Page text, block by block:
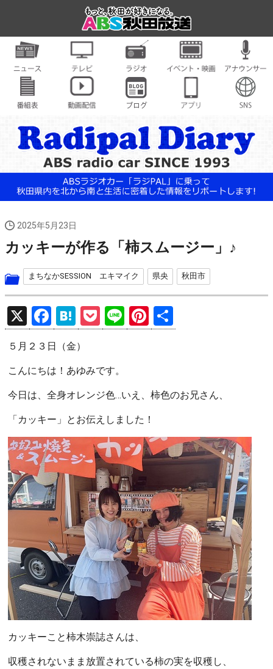
2025年5月23日
カッキーが作る「柿スムージー」♪
まちなかSESSION エキマイク 県央 秋田市
X
F
a
ce
b
o
o
k
H
at
e
n
a
P
o
et
Li
n
Pi
nt
t
有
５月２３日（金）
こんにちは！あゆみです。
今日は、全身オレンジ色…いえ、柿色のお兄さん、
「カッキー」とお伝えしました！
カッキーこと柿木崇誌さんは、
収穫されないまま放置されている柿の実を収穫し、